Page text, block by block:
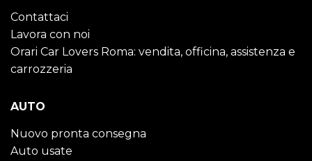
Contattaci
Lavora con noi
Orari Car Lovers Roma: vendita, officina, assistenza e
carrozzeria
AUTO
Nuovo pronta consegna
Auto usate